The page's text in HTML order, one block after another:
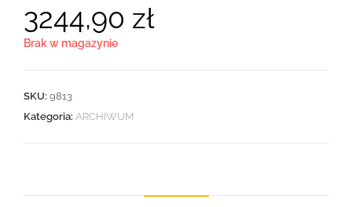
3244,90 zł
Brak w magazynie
SKU: 9813
Kategoria: ARCHIWUM